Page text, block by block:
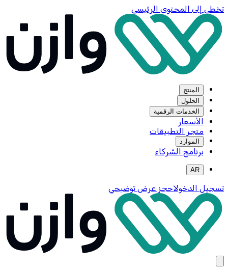
تخطي إلى المحتوى الرئيسي
المنتج
الحلول
الخدمات الرقمية
الأسعار
متجر التطبيقات
الموارد
برنامج الشركاء
AR
تسجيل الدخولاحجز عرض توضيحي